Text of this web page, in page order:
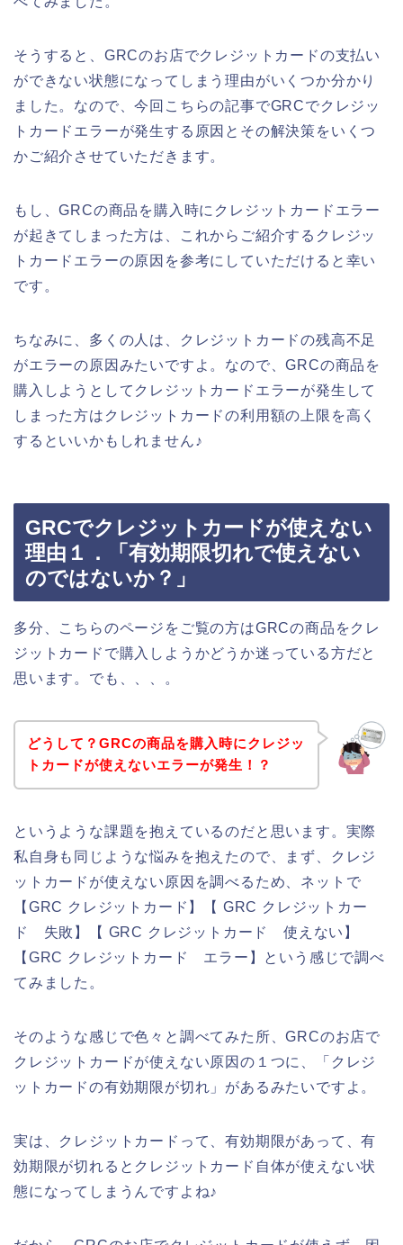
そうすると、GRCのお店でクレジットカードの支払い
ができない状態になってしまう理由がいくつか分かり
ました。なので、今回こちらの記事でGRCでクレジッ
トカードエラーが発生する原因とその解決策をいくつ
かご紹介させていただきます。
もし、GRCの商品を購入時にクレジットカードエラー
が起きてしまった方は、これからご紹介するクレジッ
トカードエラーの原因を参考にしていただけると幸い
です。
ちなみに、多くの人は、クレジットカードの残高不足
がエラーの原因みたいですよ。なので、GRCの商品を
購入しようとしてクレジットカードエラーが発生して
しまった方はクレジットカードの利用額の上限を高く
するといいかもしれません♪
GRCでクレジットカードが使えない
理由１．「有効期限切れで使えない
のではないか？」
多分、こちらのページをご覧の方はGRCの商品をクレ
ジットカードで購入しようかどうか迷っている方だと
思います。でも、、、。
どうして？GRCの商品を購入時にクレジッ
トカードが使えないエラーが発生！？
というような課題を抱えているのだと思います。実際
私自身も同じような悩みを抱えたので、まず、クレジ
ットカードが使えない原因を調べるため、ネットで
【GRC クレジットカード】【 GRC クレジットカー
ド 失敗】【 GRC クレジットカード 使えない】
【GRC クレジットカード エラー】という感じで調べ
てみました。
そのような感じで色々と調べてみた所、GRCのお店で
クレジットカードが使えない原因の１つに、「クレジ
ットカードの有効期限が切れ」があるみたいですよ。
実は、クレジットカードって、有効期限があって、有
効期限が切れるとクレジットカード自体が使えない状
態になってしまうんですよね♪